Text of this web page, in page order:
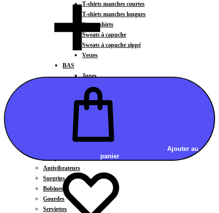
T-shirts manches courtes
T-shirts manches longues
Sweat-shirts
Sweats à capuche
Sweats à capuche zippé
Vestes
BAS
Jupes
Shorts
Leggings
Pantalons
CARTES CADEAUX
Chaussettes / Sous-vêtements
Casquettes / Visières / Bandeaux
Antivibrateurs
Surgrips
Bobines
Gourdes
Serviettes
Ajouter au
panier